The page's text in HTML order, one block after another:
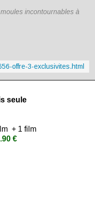
incontournables à
offre-3-exclusivites.html
seule
+ 1 film
€